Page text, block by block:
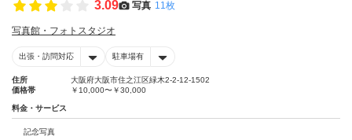
3.09 写真 11枚
写真館・フォトスタジオ
出張・訪問対応 駐車場有
住所
大阪府大阪市住之江区緑木2-2-12-1502
価格帯
￥10,000〜￥30,000
料金・サービス
記念写真